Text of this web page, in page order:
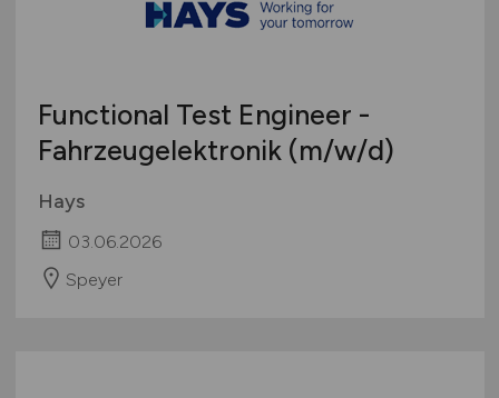
Functional Test Engineer -
Fahrzeugelektronik (m/w/d)
Hays
03.06.2026
Speyer